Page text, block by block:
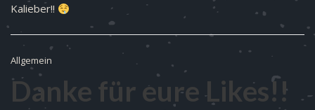
Kalieber!!
Allgemein
Danke für eure Likes!!